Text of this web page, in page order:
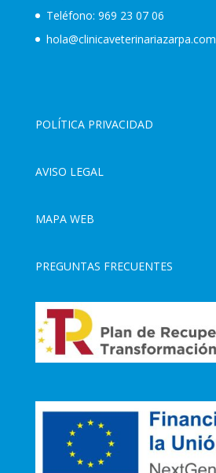
Teléfono: 969 23 07 06
hola@clinicaveterinariazarpa.com
POLÍTICA PRIVACIDAD
AVISO LEGAL
MAPA WEB
PREGUNTAS FRECUENTES